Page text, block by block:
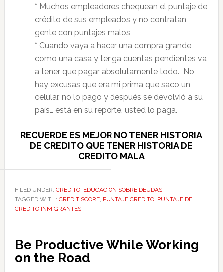
* Muchos empleadores chequean el puntaje de
crédito de sus empleados y no contratan
gente con puntajes malos
* Cuando vaya a hacer una compra grande ,
como una casa y tenga cuentas pendientes va
a tener que pagar absolutamente todo. No
hay excusas que era mi prima que saco un
celular, no lo pago y después se devolvió a su
país… está en su reporte, usted lo paga.
RECUERDE ES MEJOR NO TENER HISTORIA
DE CREDITO QUE TENER HISTORIA DE
CREDITO MALA
FILED UNDER: CREDITO, EDUCACION SOBRE DEUDAS
TAGGED WITH: CREDIT SCORE, PUNTAJE CREDITO, PUNTAJE DE
CREDITO INMIGRANTES
Be Productive While Working
on the Road